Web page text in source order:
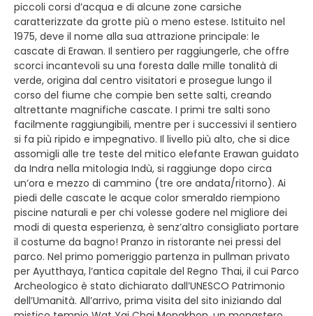
piccoli corsi d’acqua e di alcune zone carsiche
caratterizzate da grotte più o meno estese. Istituito nel
1975, deve il nome alla sua attrazione principale: le
cascate di Erawan. Il sentiero per raggiungerle, che offre
scorci incantevoli su una foresta dalle mille tonalità di
verde, origina dal centro visitatori e prosegue lungo il
corso del fiume che compie ben sette salti, creando
altrettante magnifiche cascate. I primi tre salti sono
facilmente raggiungibili, mentre per i successivi il sentiero
si fa più ripido e impegnativo. Il livello più alto, che si dice
assomigli alle tre teste del mitico elefante Erawan guidato
da Indra nella mitologia Indù, si raggiunge dopo circa
un’ora e mezzo di cammino (tre ore andata/ritorno). Ai
piedi delle cascate le acque color smeraldo riempiono
piscine naturali e per chi volesse godere nel migliore dei
modi di questa esperienza, è senz’altro consigliato portare
il costume da bagno! Pranzo in ristorante nei pressi del
parco. Nel primo pomeriggio partenza in pullman privato
per Ayutthaya, l’antica capitale del Regno Thai, il cui Parco
Archeologico è stato dichiarato dall’UNESCO Patrimonio
dell’Umanità. All’arrivo, prima visita del sito iniziando dal